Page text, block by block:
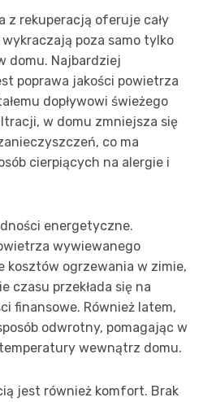
z rekuperacją oferuje cały
poza samo tylko
domu. Najbardziej
poprawa jakości powietrza
dopływowi świeżego
w domu zmniejsza się
co ma
cierpiących na alergie i
energetyczne.
wywiewanego
kosztów ogrzewania w zimie,
czasu przekłada się na
finansowe. Również latem,
odwrotny, pomagając w
wewnątrz domu.
jest również komfort. Brak